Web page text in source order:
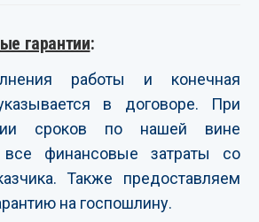
гарантии:
работы и конечная
в договоре. При
сроков по нашей вине
финансовые затраты со
Также предоставляем
на госпошлину.